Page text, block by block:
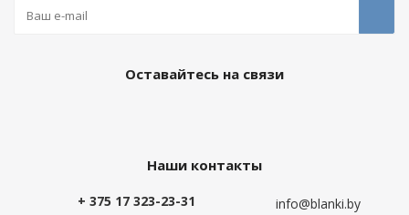
Оставайтесь на связи
Наши контакты
+ 375 17 323-23-31 info@blanki.by